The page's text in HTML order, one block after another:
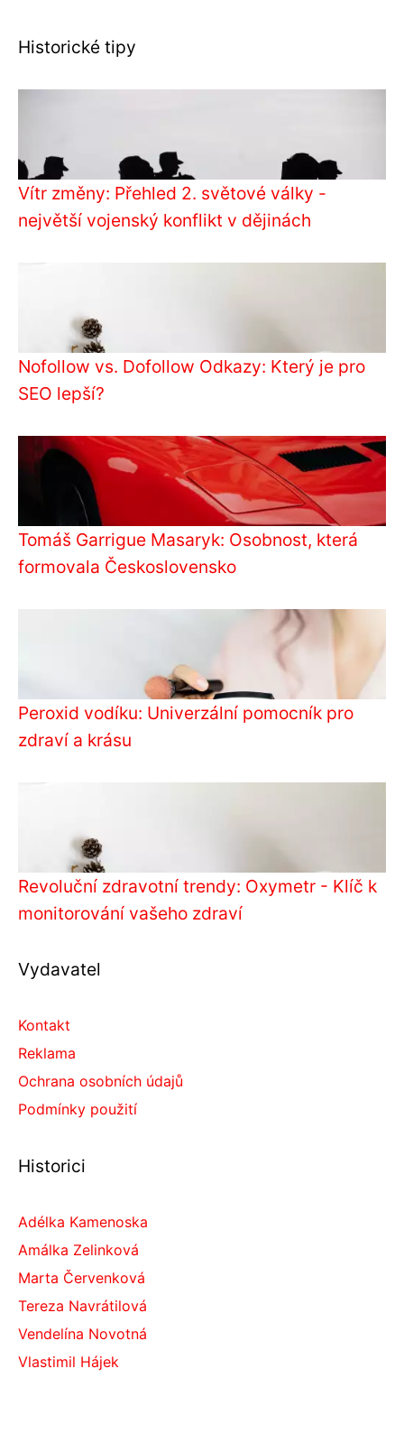
Historické tipy
Vítr změny: Přehled 2. světové války -
největší vojenský konflikt v dějinách
Nofollow vs. Dofollow Odkazy: Který je pro
SEO lepší?
Tomáš Garrigue Masaryk: Osobnost, která
formovala Československo
Peroxid vodíku: Univerzální pomocník pro
zdraví a krásu
Revoluční zdravotní trendy: Oxymetr - Klíč k
monitorování vašeho zdraví
Vydavatel
Kontakt
Reklama
Ochrana osobních údajů
Podmínky použití
Historici
Adélka Kamenoska
Amálka Zelinková
Marta Červenková
Tereza Navrátilová
Vendelína Novotná
Vlastimil Hájek